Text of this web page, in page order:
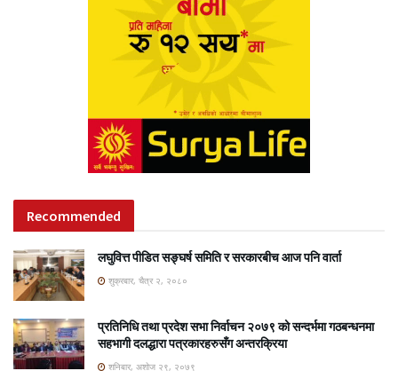
Recommended
लघुवित्त पीडित सङ्घर्ष समिति र सरकारबीच आज पनि वार्ता
शुक्रबार, चैत्र २, २०८०
प्रतिनिधि तथा प्रदेश सभा निर्वाचन २०७९ को सन्दर्भमा गठबन्धनमा
सहभागी दलद्धारा पत्रकारहरुसँग अन्तरक्रिया
शनिबार, अशोज २९, २०७९